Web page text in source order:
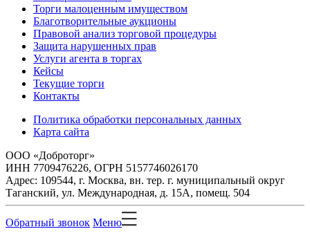
Торги малоценным имуществом
Благотворительные аукционы
Правовой анализ торговой процедуры
Защита нарушенных прав
Услуги агента в торгах
Кейсы
Текущие торги
Контакты
Политика обработки персональных данных
Карта сайта
ООО «Доброторг»
ИНН 7709476226, ОГРН 5157746026170
Адрес: 109544, г. Москва, вн. тер. г. муниципальный округ
Таганский, ул. Международная, д. 15А, помещ. 504
Обратный звонок Меню